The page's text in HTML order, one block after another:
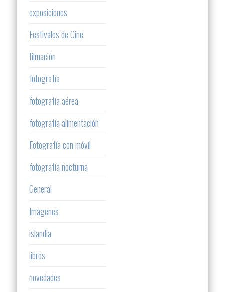
exposiciones
Festivales de Cine
filmación
fotografía
fotografía aérea
fotografía alimentación
Fotografía con móvil
fotografía nocturna
General
Imágenes
islandia
libros
novedades